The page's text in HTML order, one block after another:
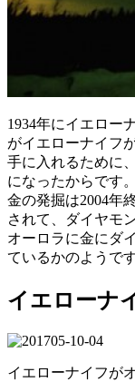
1934年にイエロー
がイエローナイフ
手に入れるために
になったからです。
金の発掘は2004年
されて、ダイヤモ
オーロラに金にダ
ているかのようです
イエローナ
イエローナイフが